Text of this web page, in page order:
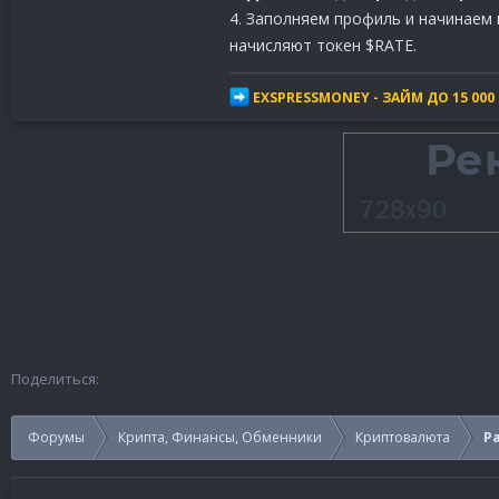
4. Заполняем профиль и
начисляют токен $RATE.
EXSPRESSMONEY - ЗАЙМ ДО 15
Поделиться:
Форумы Крипта, Финансы, Обменники Криптовалюта